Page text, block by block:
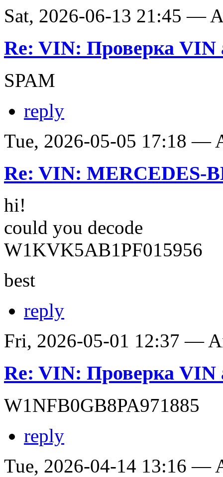
Sat, 2026-06-13 21:45 —
Re: VIN: Проверка VIN
SPAM
reply
Tue, 2026-05-05 17:18 —
Re: VIN: MERCEDES-
hi!
could you decode
W1KVK5AB1PF015956
best
reply
Fri, 2026-05-01 12:37 —
Re: VIN: Проверка VIN
W1NFB0GB8PA971885
reply
Tue, 2026-04-14 13:16 —